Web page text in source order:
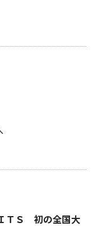
ＴＳ 初の全国大